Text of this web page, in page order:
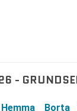
-
Hemma Borta